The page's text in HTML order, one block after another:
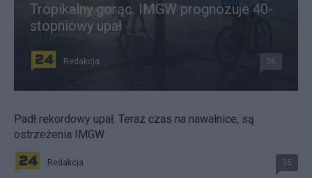
Tropikalny gorąc. IMGW prognozuje 40-
stopniowy upał
Redakcja 36
Padł rekordowy upał. Teraz czas na nawałnice, są
ostrzeżenia IMGW
Redakcja 35